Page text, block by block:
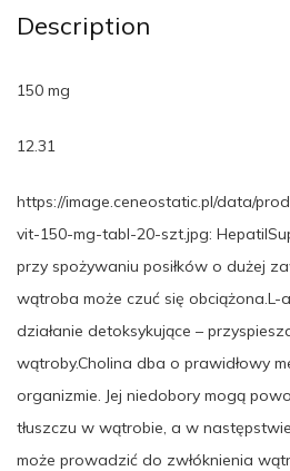
Description
150 mg
12.31
https://image.ceneostatic.pl/data/
vit-150-mg-tabl-20-szt.jpg:
przy spożywaniu posiłków o dużej
wątroba może czuć się obciążona.L-
działanie detoksykujące –
wątroby.Cholina dba o prawidłowy
organizmie. Jej niedobory mogą
tłuszczu w wątrobie, a w
może prowadzić do zwłóknienia